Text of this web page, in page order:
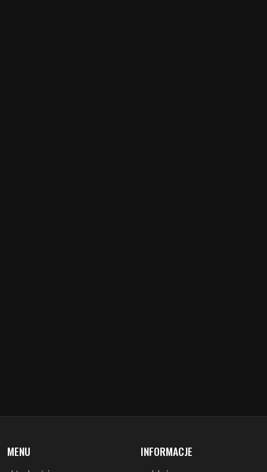
aktualności
zapowiedzi
recenzje
redakcja
warunki prawne
polityka cookies